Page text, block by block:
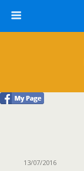
13/07/2016